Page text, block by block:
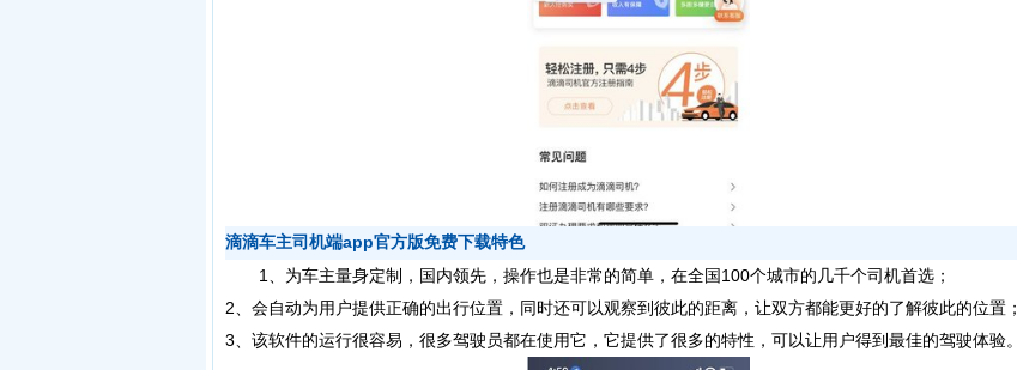
滴滴车主司机端app官方版免费下载特色
1、为车主量身定制，国内领先，操作也是非常的简单，在全国100个城市的几千个司机首选；
2、会自动为用户提供正确的出行位置，同时还可以观察到彼此的距离，让双方都能更好的了解彼此的位置；
3、该软件的运行很容易，很多驾驶员都在使用它，它提供了很多的特性，可以让用户得到最佳的驾驶体验。